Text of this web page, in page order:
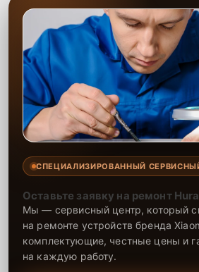
СПЕЦИАЛИЗИРОВАННЫЙ СЕРВИСНЫЙ
Оставьте заявку на ремонт
Мы — сервисный центр, который
на ремонте устройств бренда
комплектующие, честные цены и
на каждую работу.